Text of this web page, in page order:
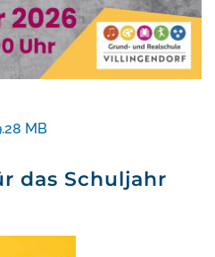
MB
das Schuljahr